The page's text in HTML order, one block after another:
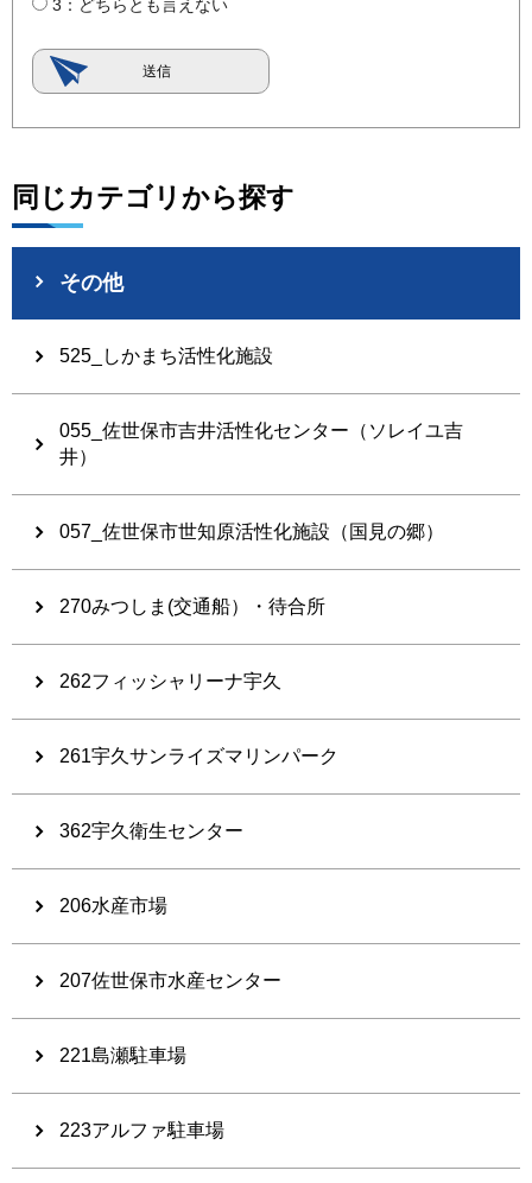
3：どちらとも言えない
同じカテゴリから探す
その他
525_しかまち活性化施設
055_佐世保市吉井活性化センター（ソレイユ吉
井）
057_佐世保市世知原活性化施設（国見の郷）
270みつしま(交通船）・待合所
262フィッシャリーナ宇久
261宇久サンライズマリンパーク
362宇久衛生センター
206水産市場
207佐世保市水産センター
221島瀬駐車場
223アルファ駐車場